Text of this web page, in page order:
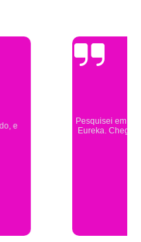
a fantasia de meu filho na
em que estavam fechando e
atendido.